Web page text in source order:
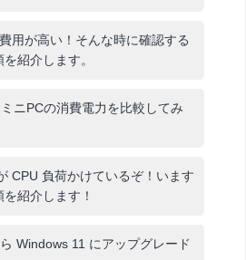
用が高い！そんな時に確認する
紹介します。
ニPCの消費電力を比較してみ
CPU 負荷かけているぞ！います
紹介します！
Windows 11 にアップグレード